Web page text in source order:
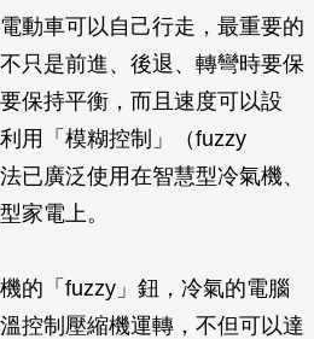
動車可以自己行走，最重要的
只是前進、後退、轉彎時要保
保持平衡，而且速度可以設
用「模糊控制」（fuzzy
已廣泛使用在智慧型冷氣機、
家電上。
的「fuzzy」鈕，冷氣的電腦
控制壓縮機運轉，不但可以達